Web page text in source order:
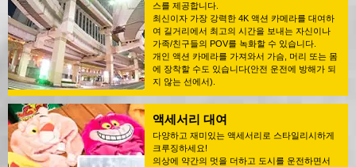
스를 제공합니다.
최신이자 가장 강력한 4K 액션 카메라를 대여하
여 길거리에서 최고의 시간을 보내는 자신이나
가족/친구들의 POV를 녹화할 수 있습니다.
개인 액션 카메라를 가져와서 가슴, 머리 또는 몸
에 장착할 수도 있습니다(안전 운전에 방해가 되
지 않는 선에서).
액세서리 대여
다양하고 재미있는 액세서리로 스타일리시하게
크루징하세요!
의상에 약간의 멋을 더하고 도시를 운전하면서